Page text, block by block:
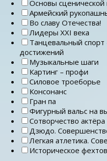
Основы сценической
Армейский
Во славу Отечества!
Лидеры ХХI века
Танцевальный спорт
достижений
Музыкальные шаги
Картинг – профи
Силовое троеборье
Консонанс
Гран па
Фигурный вальс на
Сотворчество
Дзюдо.
Легкая атлетика.
Историческое